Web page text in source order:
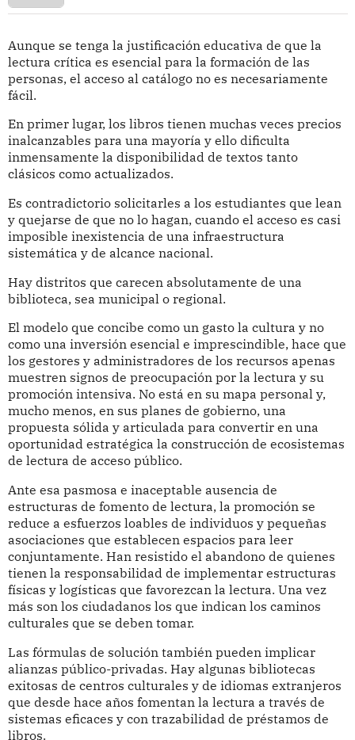
Aunque se tenga la justificación educativa de que la
lectura crítica es esencial para la formación de las
personas, el acceso al catálogo no es necesariamente
fácil.
En primer lugar, los libros tienen muchas veces precios
inalcanzables para una mayoría y ello dificulta
inmensamente la disponibilidad de textos tanto
clásicos como actualizados.
Es contradictorio solicitarles a los estudiantes que lean
y quejarse de que no lo hagan, cuando el acceso es casi
imposible inexistencia de una infraestructura
sistemática y de alcance nacional.
Hay distritos que carecen absolutamente de una
biblioteca, sea municipal o regional.
El modelo que concibe como un gasto la cultura y no
como una inversión esencial e imprescindible, hace que
los gestores y administradores de los recursos apenas
muestren signos de preocupación por la lectura y su
promoción intensiva. No está en su mapa personal y,
mucho menos, en sus planes de gobierno, una
propuesta sólida y articulada para convertir en una
oportunidad estratégica la construcción de ecosistemas
de lectura de acceso público.
Ante esa pasmosa e inaceptable ausencia de
estructuras de fomento de lectura, la promoción se
reduce a esfuerzos loables de individuos y pequeñas
asociaciones que establecen espacios para leer
conjuntamente. Han resistido el abandono de quienes
tienen la responsabilidad de implementar estructuras
físicas y logísticas que favorezcan la lectura. Una vez
más son los ciudadanos los que indican los caminos
culturales que se deben tomar.
Las fórmulas de solución también pueden implicar
alianzas público-privadas. Hay algunas bibliotecas
exitosas de centros culturales y de idiomas extranjeros
que desde hace años fomentan la lectura a través de
sistemas eficaces y con trazabilidad de préstamos de
libros.